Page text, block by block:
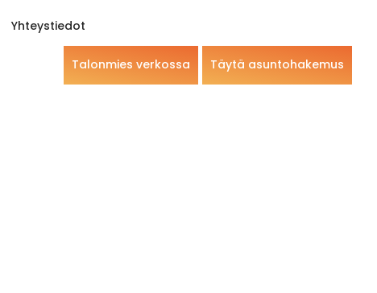
Yhteystiedot
Täytä asuntohakemus
Talonmies verkossa